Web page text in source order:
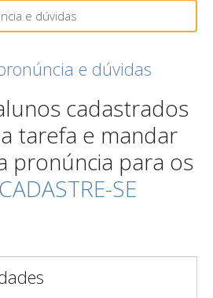
e dúvidas
e dúvidas
cadastrados
tarefa e mandar
pronúncia para os
CADASTRE-SE